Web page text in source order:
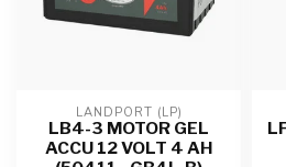
LANDPORT (LP)
LB4-3 MOTOR GEL
ACCU 12 VOLT 4 AH